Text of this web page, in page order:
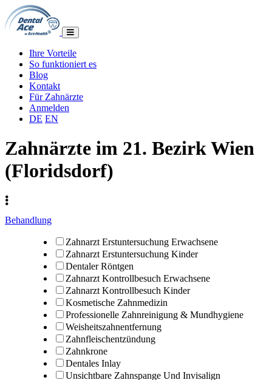
Ihre Vorteile
So funktioniert es
Blog
Kontakt
Für Zahnärzte
Anmelden
DE EN
Zahnärzte im 21. Bezirk Wien
(Floridsdorf)
Behandlung
Zahnarzt Erstuntersuchung Erwachsene
Zahnarzt Erstuntersuchung Kinder
Dentaler Röntgen
Zahnarzt Kontrollbesuch Erwachsene
Zahnarzt Kontrollbesuch Kinder
Kosmetische Zahnmedizin
Professionelle Zahnreinigung & Mundhygiene
Weisheitszahnentfernung
Zahnfleischentzündung
Zahnkrone
Dentales Inlay
Unsichtbare Zahnspange Und Invisalign